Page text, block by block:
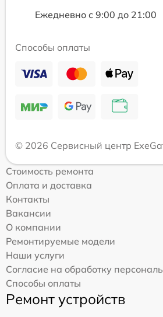
Ежедневно с 9:00 до 21:00
Способы оплаты
© 2026 Сервисный центр
Стоимость ремонта
Оплата и доставка
Контакты
Вакансии
О компании
Ремонтируемые модели
Наши услуги
Согласие на обработку
Способы оплаты
Ремонт устройств